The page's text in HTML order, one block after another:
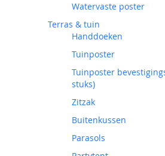
Watervaste poster
Terras & tuin
Handdoeken
Tuinposter
Tuinposter
stuks)
Zitzak
Buitenkussen
Parasols